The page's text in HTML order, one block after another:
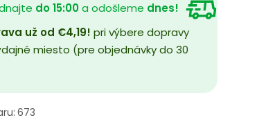
do 15:00a odošleme dnes!
už od €4,19! pri výbere dopravy
miesto (pre objednávky do 30
673